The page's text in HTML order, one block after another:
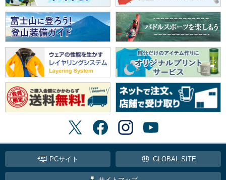
PCサイト GLOBAL SITE